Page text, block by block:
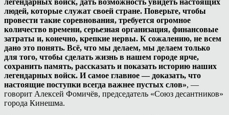
людей, которые служат своей стране. Поверьте, чтобы
провести такие соревнования, требуется огромное
количество времени, серьезная организация, финансовые
затраты и, конечно, крепкие нервы. К сожалению, не всем
дано это понять. Всё, что мы делаем, мы делаем только
для того, чтобы сделать жизнь в нашем городе ярче,
сохранить память, рассказать и показать историю наших
легендарных войск. И самое главное — доказать, что
настоящие поступки всегда важнее пустых слов», —
говорит Алексей Фомичёв, председатель «Союз десантников»
города Кинешма.